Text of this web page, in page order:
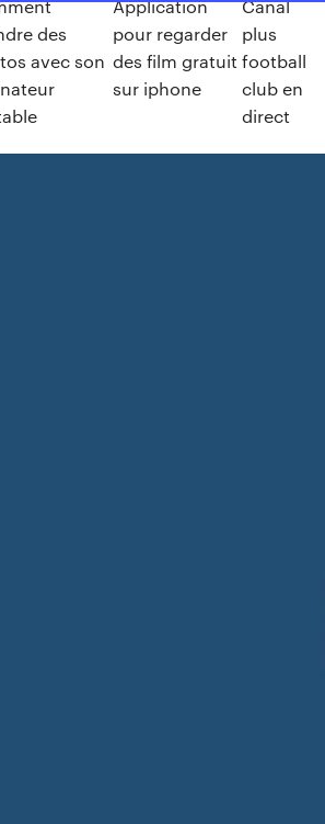
des
avec son
Application
pour regarder
des film gratuit
sur iphone
Canal
plus
football
club en
direct